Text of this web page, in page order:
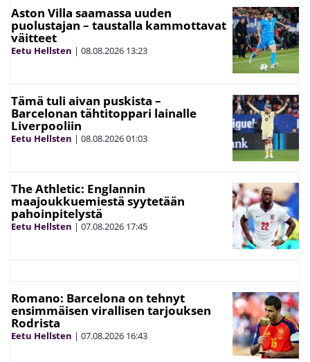
Aston Villa saamassa uuden
puolustajan – taustalla kammottavat
väitteet
Eetu Hellsten | 08.08.2026 13:23
Tämä tuli aivan puskista –
Barcelonan tähtitoppari lainalle
Liverpooliin
Eetu Hellsten | 08.08.202601:03
The Athletic: Englannin
maajoukkuemiestä syytetään
pahoinpitelystä
Eetu Hellsten | 07.08.2026 17:45
Romano: Barcelona on tehnyt
ensimmäisen virallisen tarjouksen
Rodrista
Eetu Hellsten | 07.08.2026 16:43